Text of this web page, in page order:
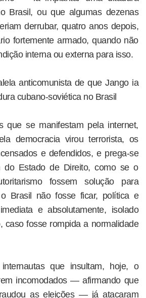
Brasil, ou que algumas dezenas
derrubar, quatro anos depois,
fortemente armado, quando não
interna ou externa para isso.
anticomunista de que Jango ia
cubano-soviética no Brasil
que se manifestam pela internet,
democracia virou terrorista, os
e defendidos, e prega-se
do Estado de Direito, como se o
fossem solução para
Brasil não fosse ficar, política e
e absolutamente, isolado
caso fosse rompida a normalidade
que insultam, hoje, o
incomodados — afirmando que
as eleições — já atacaram